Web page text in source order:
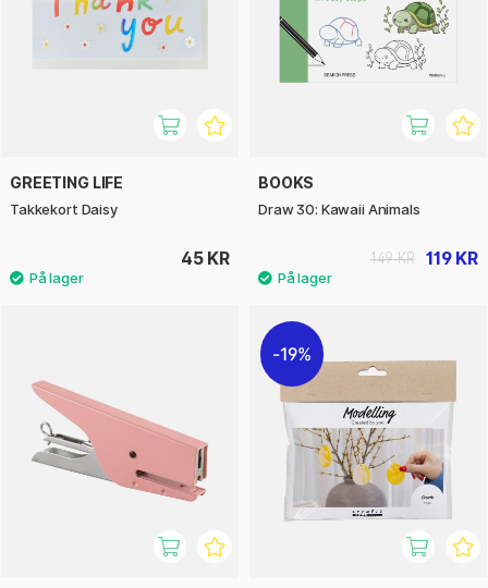
GREETING LIFE
Takkekort Daisy
45 KR
BOOKS
Draw 30: Kawaii Animals
119 KR
149 KR
19%